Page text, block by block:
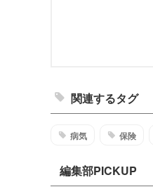
関連するタグ
病気 保険
編集部PICKUP